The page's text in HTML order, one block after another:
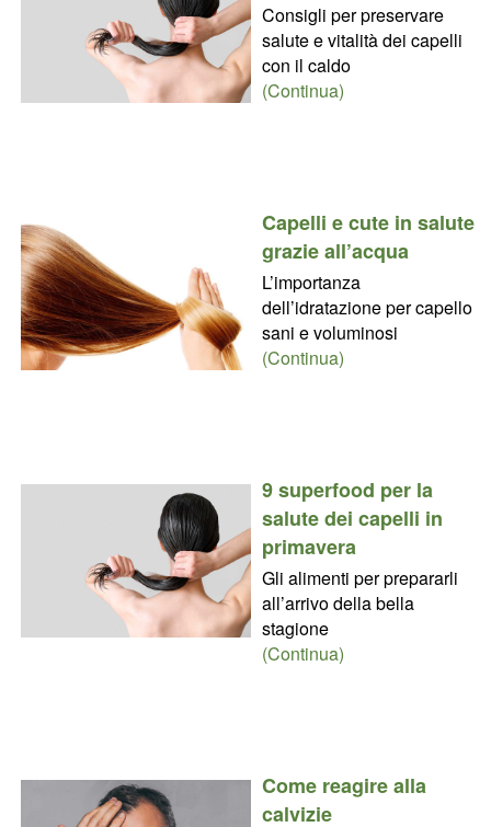
Consigli per preservare
salute e vitalità dei capelli
con il caldo
(Continua)
Capelli e cute in salute
grazie all’acqua
L’importanza
dell’idratazione per capello
sani e voluminosi
(Continua)
9 superfood per la
salute dei capelli in
primavera
Gli alimenti per prepararli
all’arrivo della bella
stagione
(Continua)
Come reagire alla
calvizie